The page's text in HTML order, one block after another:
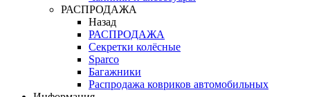
РАСПРОДАЖА
Назад
РАСПРОДАЖА
Секретки колёсные
Sparco
Багажники
Распродажа ковриков автомобильных